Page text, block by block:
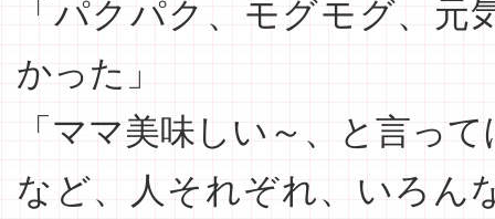
「パクパク、モグモグ、元
かった」
「ママ美味しい～、と言っ
など、人それぞれ、いろん